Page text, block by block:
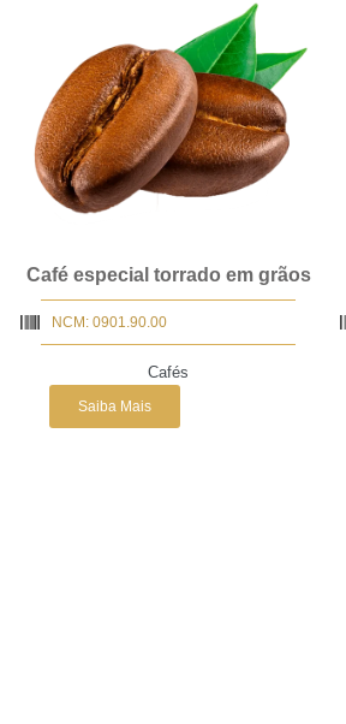
Café especial torrado em grãos
NCM: 0901.90.00
Cafés
Saiba Mais